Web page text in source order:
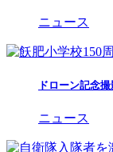
ニュース
ドローン記念
ニュース